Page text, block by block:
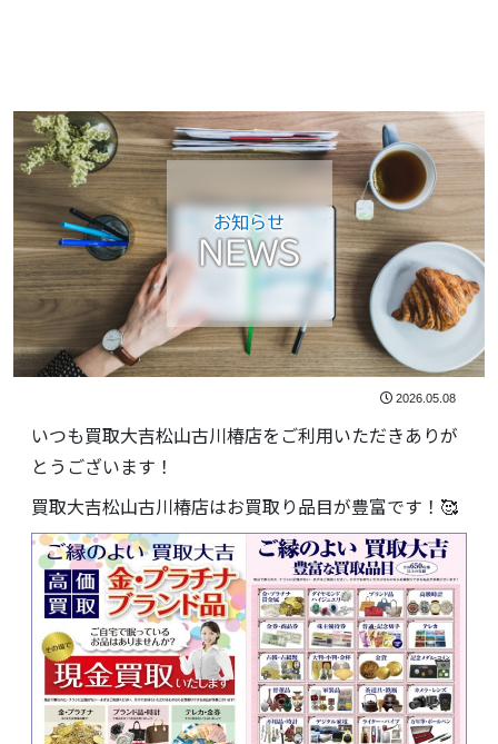
お知らせ
NEWS
2026.05.08
いつも買取大吉松山古川椿店をご利用いただきありが
とうございます！
買取大吉松山古川椿店はお買取り品目が豊富です！🥰